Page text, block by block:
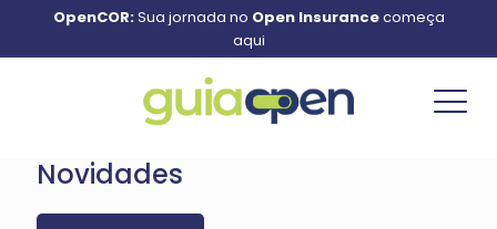
OpenCOR:Sua jornada no Open Insurancecomeça
aqui
Novidades